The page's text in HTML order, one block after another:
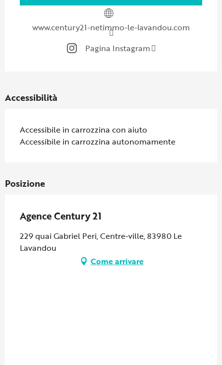
www.century21-netimmo-le-lavandou.com
Pagina Instagram
Accessibilità
Accessibile in carrozzina con aiuto
Accessibile in carrozzina autonomamente
Posizione
Agence Century 21
229 quai Gabriel Peri, Centre-ville, 83980 Le
Lavandou
Come arrivare